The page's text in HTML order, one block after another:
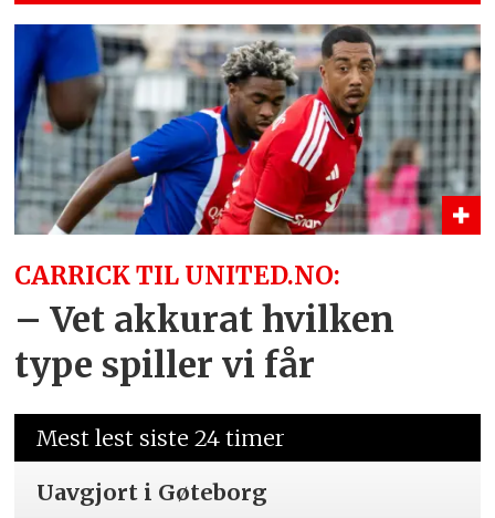
CARRICK TIL UNITED.NO:
– Vet akkurat hvilken
type spiller vi får
Mest lest siste 24 timer
Uavgjort i Gøteborg